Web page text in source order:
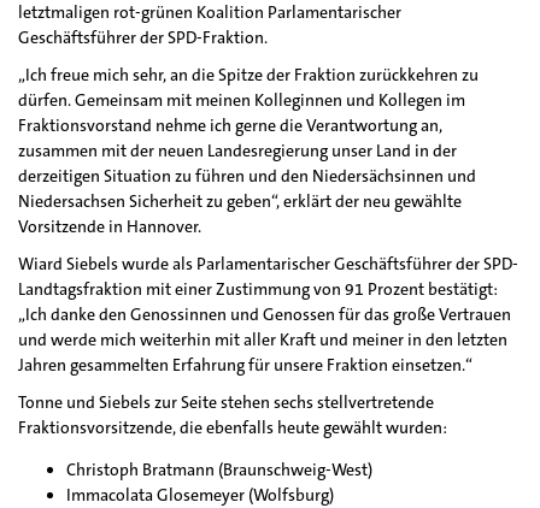
letztmaligen rot-grünen Koalition Parlamentarischer
Geschäftsführer der SPD-Fraktion.
„Ich freue mich sehr, an die Spitze der Fraktion zurückkehren zu
dürfen. Gemeinsam mit meinen Kolleginnen und Kollegen im
Fraktionsvorstand nehme ich gerne die Verantwortung an,
zusammen mit der neuen Landesregierung unser Land in der
derzeitigen Situation zu führen und den Niedersächsinnen und
Niedersachsen Sicherheit zu geben“, erklärt der neu gewählte
Vorsitzende in Hannover.
Wiard Siebels wurde als Parlamentarischer Geschäftsführer der SPD-
Landtagsfraktion mit einer Zustimmung von 91 Prozent bestätigt:
„Ich danke den Genossinnen und Genossen für das große Vertrauen
und werde mich weiterhin mit aller Kraft und meiner in den letzten
Jahren gesammelten Erfahrung für unsere Fraktion einsetzen.“
Tonne und Siebels zur Seite stehen sechs stellvertretende
Fraktionsvorsitzende, die ebenfalls heute gewählt wurden:
Christoph Bratmann (Braunschweig-West)
Immacolata Glosemeyer (Wolfsburg)